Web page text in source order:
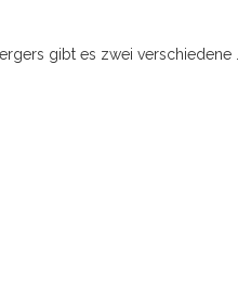
gibt es zwei verschiedene ...